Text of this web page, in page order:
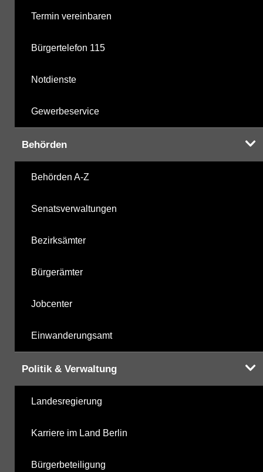
Termin vereinbaren
Bürgertelefon 115
Notdienste
Gewerbeservice
Behörden
Behörden A-Z
Senatsverwaltungen
Bezirksämter
Bürgerämter
Jobcenter
Einwanderungsamt
Politik & Verwaltung
Landesregierung
Karriere im Land Berlin
Bürgerbeteiligung